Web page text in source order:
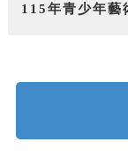
115年青少年藝